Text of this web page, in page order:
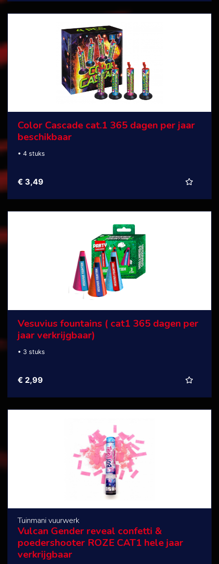
Color Cascade cat.1 365 dagen per jaar
beschikbaar
• 4 stuks
€ 3,49
Vesuvius fountains ( cat1 365 dagen per
jaar verkrijgbaar)
• 3 stuks
€ 2,99
Tuinmani vuurwerk
Vulcan Gender reveal confetti &
poedershooter ROZE CAT1 hele jaar
verkrijgbaar